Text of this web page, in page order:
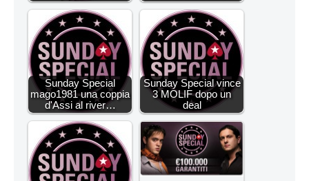
Sunday Special
mago1981 una coppia
d'Assi al river…
Sunday Special vince
3 MOLIF dopo un
deal